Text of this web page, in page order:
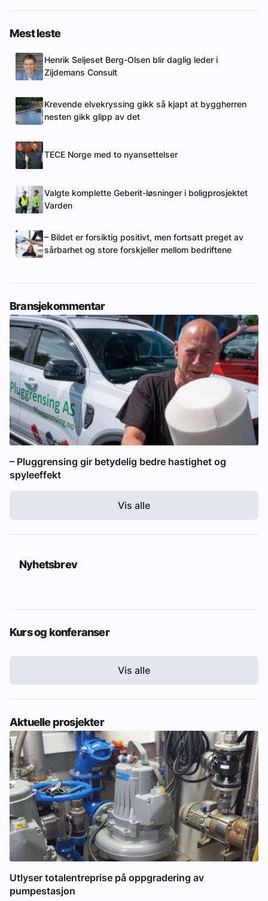
Mest leste
Henrik Seljeset Berg-Olsen blir daglig leder i
Zijdemans Consult
Krevende elvekryssing gikk så kjapt at byggherren
nesten gikk glipp av det
TECE Norge med to nyansettelser
Valgte komplette Geberit-løsninger i boligprosjektet
Varden
– Bildet er forsiktig positivt, men fortsatt preget av
sårbarhet og store forskjeller mellom bedriftene
Bransjekommentar
– Pluggrensing gir betydelig bedre hastighet og
spyleeffekt
Vis alle
Nyhetsbrev
Kurs og konferanser
Vis alle
Aktuelle prosjekter
Utlyser totalentreprise på oppgradering av
pumpestasjon